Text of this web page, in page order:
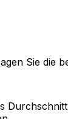
Sie die